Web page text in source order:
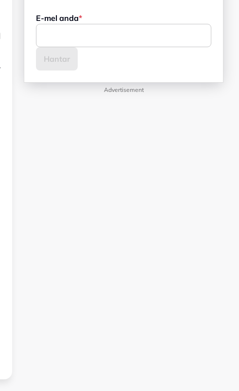
E-mel anda
Advertisement